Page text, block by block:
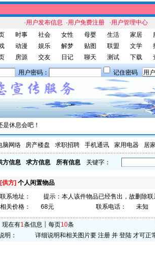
·用户发布信息 ·用户免费注册 ·用户管理中心
时事 社会 女性 母婴 生活 家居
动漫 娱乐 解梦 贴图 联盟 文学
房源 交友 日记 聊天 测试 下载
用户密码： 记住密码
休息会吧！
脑网络 房产楼盘 求职招聘 手机通讯 家用电器 居
方信息 求方信息 所有信息 关键字：
[供方] 个人闲置物品
联系地址：
提示：本人该件物品已经售出，故删除联
相关价格：
68元 联系电话： 未知
现在有1条信息┋每页10条
明：
详细说明和相关图片要 注册并 登陆才可正